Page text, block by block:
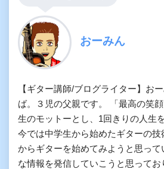
おーみん
【ギター講師/ブログライター】お
ば。３児の父親です。 「最高の笑
生のモットーとし、1回きりの人生
今では中学生から始めたギターの
からギターを始めてみようと思って
な情報を発信していこうと思ってお